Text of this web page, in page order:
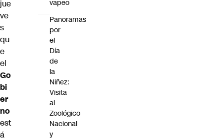
jue
ve
s
qu
e
el
Go
bi
er
no
est
á
vapeo
Panoramas
por
el
Día
de
la
Niñez:
Visita
al
Zoológico
Nacional
y